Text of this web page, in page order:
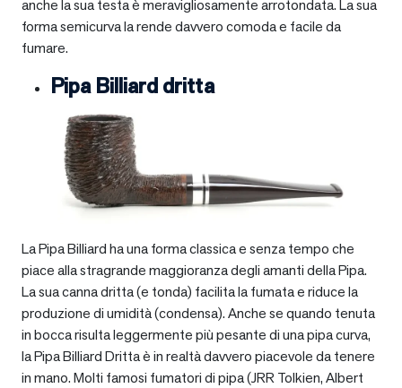
anche la sua testa è meravigliosamente arrotondata. La sua
forma semicurva la rende davvero comoda e facile da
fumare.
Pipa Billiard dritta
La Pipa Billiard ha una forma classica e senza tempo che
piace alla stragrande maggioranza degli amanti della Pipa.
La sua canna dritta (e tonda) facilita la fumata e riduce la
produzione di umidità (condensa). Anche se quando tenuta
in bocca risulta leggermente più pesante di una pipa curva,
la Pipa Billiard Dritta è in realtà davvero piacevole da tenere
in mano. Molti famosi fumatori di pipa (JRR Tolkien, Albert